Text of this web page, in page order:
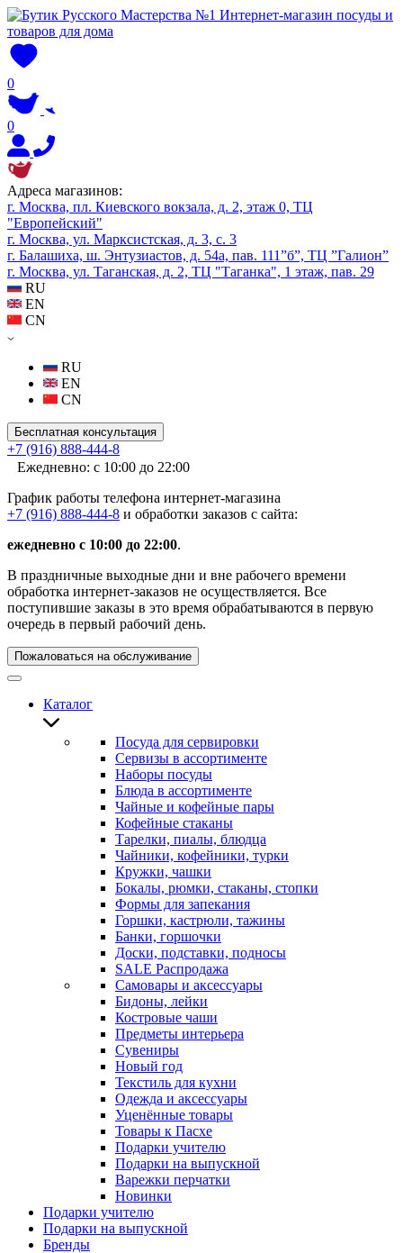
0
0
Адреса магазинов:
г. Москва, пл. Киевского вокзала, д. 2, этаж 0, ТЦ
"Европейский"
г. Москва, ул. Марксистская, д. 3, с. 3
г. Балашиха, ш. Энтузиастов, д. 54а, пав. 111”б”, ТЦ ”Галион”
г. Москва, ул. Таганская, д. 2, ТЦ "Таганка", 1 этаж, пав. 29
RU
EN
CN
RU
EN
CN
Бесплатная консультация
+7 (916) 888-444-8
Ежедневно: с 10:00 до 22:00
График работы телефона интернет-магазина
+7 (916) 888-444-8 и обработки заказов с сайта:
ежедневно с 10:00 до 22:00.
В праздничные выходные дни и вне рабочего времени
обработка интернет-заказов не осуществляется. Все
поступившие заказы в это время обрабатываются в первую
очередь в первый рабочий день.
Пожаловаться на обслуживание
Каталог
Посуда для сервировки
Сервизы в ассортименте
Наборы посуды
Блюда в ассортименте
Чайные и кофейные пары
Кофейные стаканы
Тарелки, пиалы, блюдца
Чайники, кофейники, турки
Кружки, чашки
Бокалы, рюмки, стаканы, стопки
Формы для запекания
Горшки, кастрюли, тажины
Банки, горшочки
Доски, подставки, подносы
SALE Распродажа
Самовары и аксессуары
Бидоны, лейки
Костровые чаши
Предметы интерьера
Сувениры
Новый год
Текстиль для кухни
Одежда и аксессуары
Уценённые товары
Товары к Пасхе
Подарки учителю
Подарки на выпускной
Варежки перчатки
Новинки
Подарки учителю
Подарки на выпускной
Бренды